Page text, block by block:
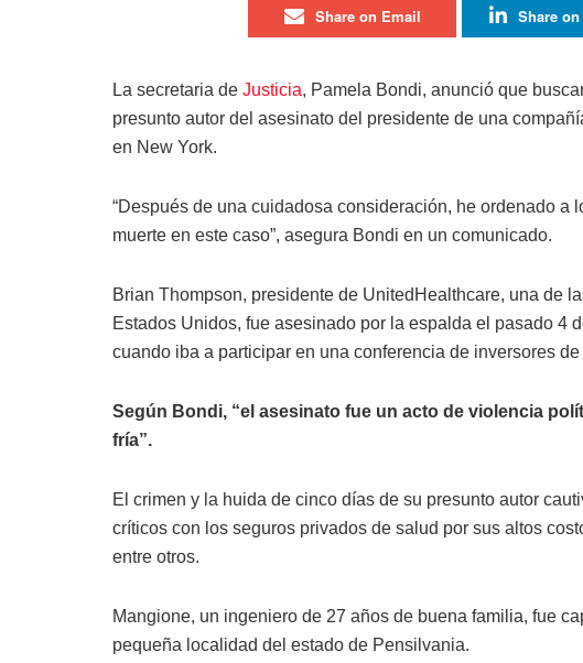
Share on Email Share
La secretaria de Justicia, Pamela Bondi, anunció que
presunto autor del asesinato del presidente de una
en New York.
“Después de una cuidadosa consideración, he ordenado a
muerte en este caso”, asegura Bondi en un comunicado.
Brian Thompson, presidente de UnitedHealthcare, una de
Estados Unidos, fue asesinado por la espalda el pasado 4
cuando iba a participar en una conferencia de inversores
Según Bondi, “el asesinato fue un acto de violencia
fría”.
El crimen y la huida de cinco días de su presunto autor
críticos con los seguros privados de salud por sus altos
entre otros.
Mangione, un ingeniero de 27 años de buena familia, fue
pequeña localidad del estado de Pensilvania.